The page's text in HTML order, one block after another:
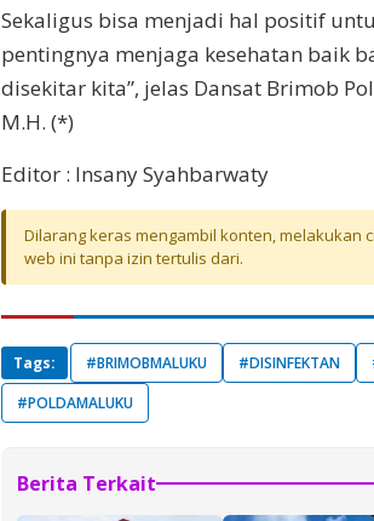
Sekaligus bisa menjadi hal positif
pentingnya menjaga kesehatan baik
disekitar kita”, jelas Dansat Brimob
M.H. (*)
Editor : Insany Syahbarwaty
Dilarang keras mengambil konten, melakukan
web ini tanpa izin tertulis dari.
Tags: #BRIMOBMALUKU #DISINFEKTAN
#POLDAMALUKU
Berita Terkait